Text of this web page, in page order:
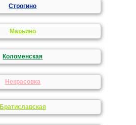
Строгино
Марьино
Коломенская
Некрасовка
Братиславская